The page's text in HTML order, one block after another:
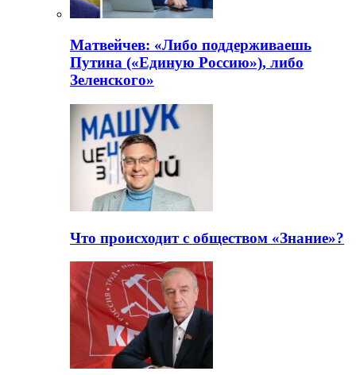
Матвейчев: «Либо поддерживаешь
Путина («Единую Россию»), либо
Зеленского»
Что происходит с обществом «Знание»?